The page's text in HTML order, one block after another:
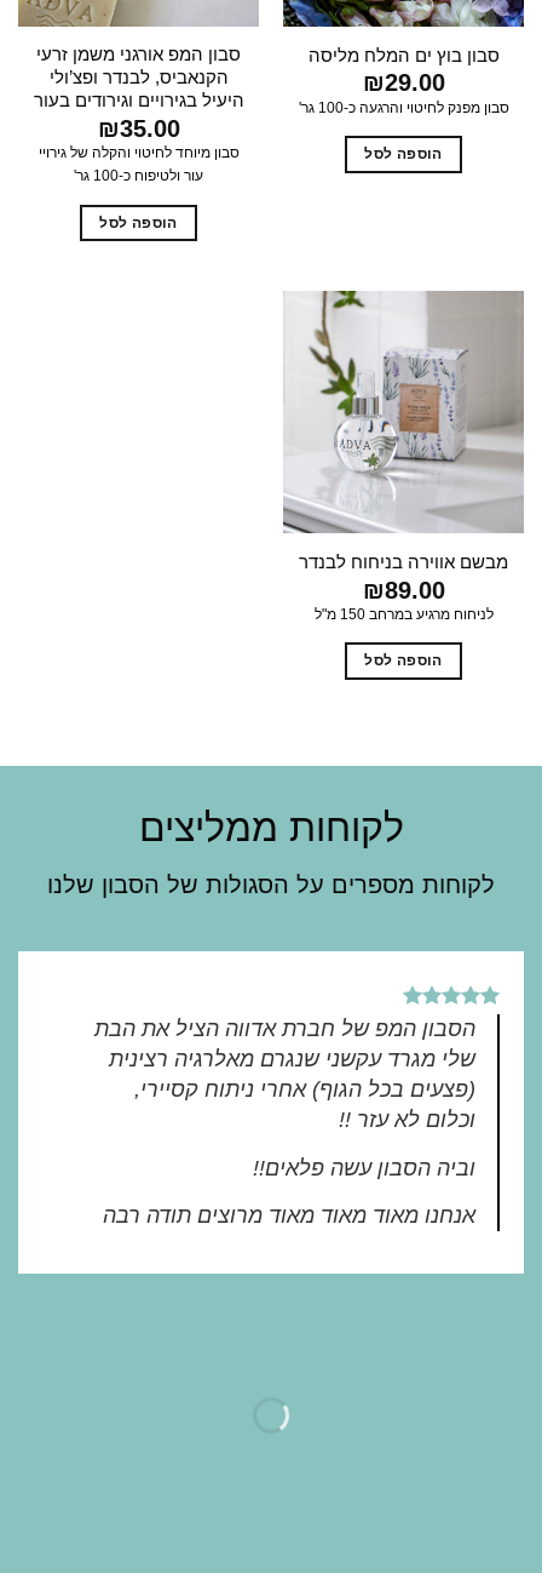
סבון בוץ ים המלח מליסה
₪29.00
סבון מפנק לחיטוי והרגעה כ-100 גר'
הוספה לסל
סבון המפ אורגני משמן זרעי
הקנאביס, לבנדר ופצ’ולי
היעיל בגירויים וגירודים בעור
₪35.00
סבון מיוחד לחיטוי והקלה של גירויי
עור ולטיפוח כ-100 גר'
הוספה לסל
מבשם אווירה בניחוח לבנדר
₪89.00
לניחוח מרגיע במרחב 150 מ"ל
הוספה לסל
לקוחות ממליצים
לקוחות מספרים על הסגולות של הסבון שלנו
הסבון המפ של חברת אדווה הציל את הבת
שלי מגרד עקשני שנגרם מאלרגיה רצינית
(פצעים בכל הגוף) אחרי ניתוח קסיירי,
וכלום לא עזר !!
וביה הסבון עשה פלאים!!
אנחנו מאוד מאוד מאוד מרוצים תודה רבה